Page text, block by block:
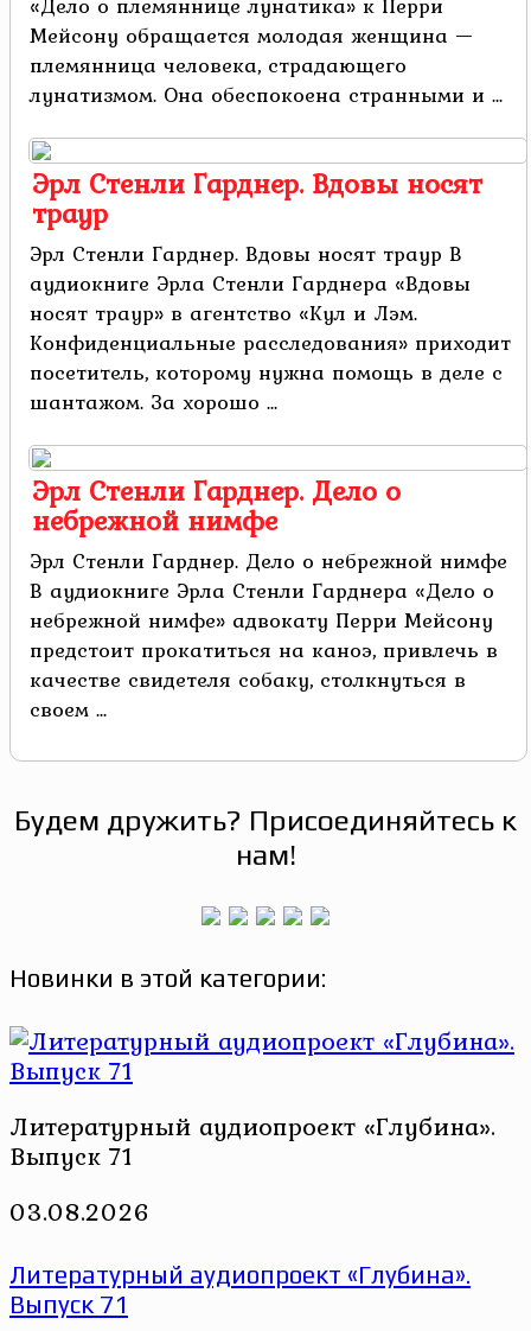
Мейсону обращается молодая женщина —
племянница человека, страдающего
лунатизмом. Она обеспокоена странными и ...
Эрл Стенли Гарднер. Вдовы носят
траур
Эрл Стенли Гарднер. Вдовы носят траур В
аудиокниге Эрла Стенли Гарднера «Вдовы
носят траур» в агентство «Кул и Лэм.
Конфиденциальные расследования» приходит
посетитель, которому нужна помощь в деле с
шантажом. За хорошо ...
Эрл Стенли Гарднер. Дело о
небрежной нимфе
Эрл Стенли Гарднер. Дело о небрежной нимфе
В аудиокниге Эрла Стенли Гарднера «Дело о
небрежной нимфе» адвокату Перри Мейсону
предстоит прокатиться на каноэ, привлечь в
качестве свидетеля собаку, столкнуться в
своем ...
Будем дружить? Присоединяйтесь к
нам!
Новинки в этой категории:
Литературный аудиопроект «Глубина».
Выпуск 71
03.08.2026
Литературный аудиопроект «Глубина».
Выпуск 71